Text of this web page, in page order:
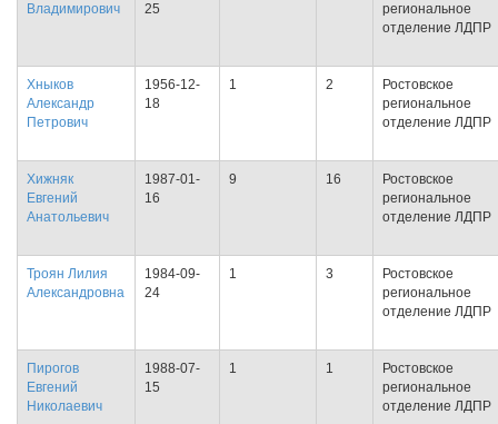
Владимирович
25
региональное
отделение ЛДПР
Хныков
Александр
Петрович
1956-12-
18
1 2
Ростовское
региональное
отделение ЛДПР
Хижняк
Евгений
Анатольевич
1987-01-
16
9 16
Ростовское
региональное
отделение ЛДПР
Троян Лилия
Александровна
1984-09-
24
1 3
Ростовское
региональное
отделение ЛДПР
Пирогов
Евгений
Николаевич
1988-07-
15
1 1
Ростовское
региональное
отделение ЛДПР